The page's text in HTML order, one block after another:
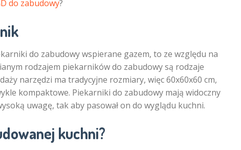
do zabudowy?
do zabudowy wspierane gazem, to ze względu na
rodzajem piekarników do zabudowy są rodzaje
narzędzi ma tradycyjne rozmiary, więc 60x60x60 cm,
kompaktowe. Piekarniki do zabudowy mają widoczny
uwagę, tak aby pasował on do wyglądu kuchni.
kuchni?